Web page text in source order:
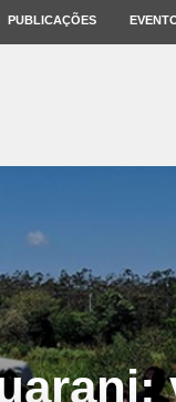
PUBLICAÇÕES